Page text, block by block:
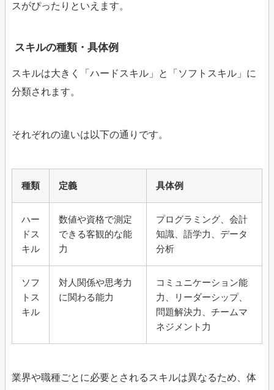
スがぴったりといえます。
スキルの種類・具体例
スキルは大きく「ハードスキル」と「ソフトスキル」に
分類されます。
それぞれの違いは以下の通りです。
種類 定義 具体例
ハー
ドス
キル
数値や資格で測定
できる客観的な能
力
プログラミング、会計
知識、語学力、データ
分析
ソフ
トス
キル
対人関係や思考力
に関わる能力
コミュニケーション能
力、リーダーシップ、
問題解決力、チームマ
ネジメント力
業界や職種ごとに必要とされるスキルは異なるため、体